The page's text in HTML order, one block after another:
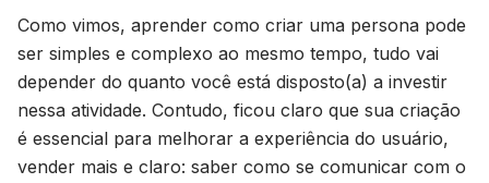
Como vimos, aprender como criar uma persona pode
ser simples e complexo ao mesmo tempo, tudo vai
depender do quanto você está disposto(a) a investir
nessa atividade. Contudo, ficou claro que sua criação
é essencial para melhorar a experiência do usuário,
vender mais e claro: saber como se comunicar com o